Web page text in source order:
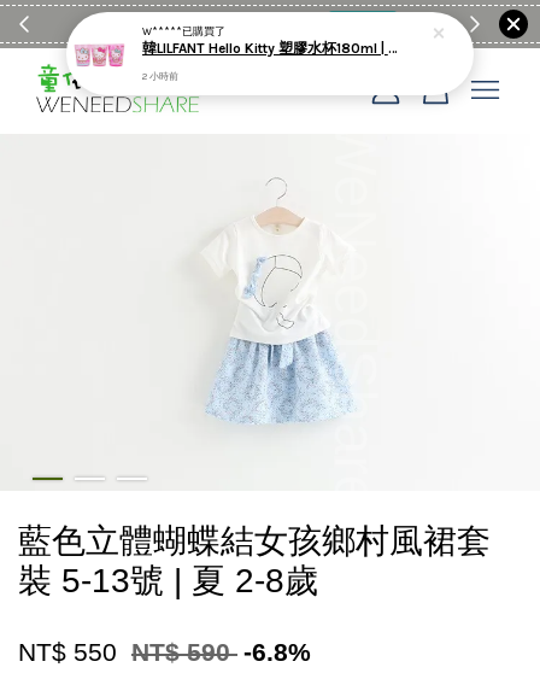
滿$1990送日亞麻棉簡約餐墊 童裝
藍色立體蝴蝶結女孩鄉村風裙套
裝 5-13號 | 夏 2-8歲
NT$ 550 NT$ 590 -6.8%
您的購物車目前還是空的。
繼續購物
W*****已購買了
韓LILFANT Hello Kitty 塑膠水杯180ml | 3入
2 小時前